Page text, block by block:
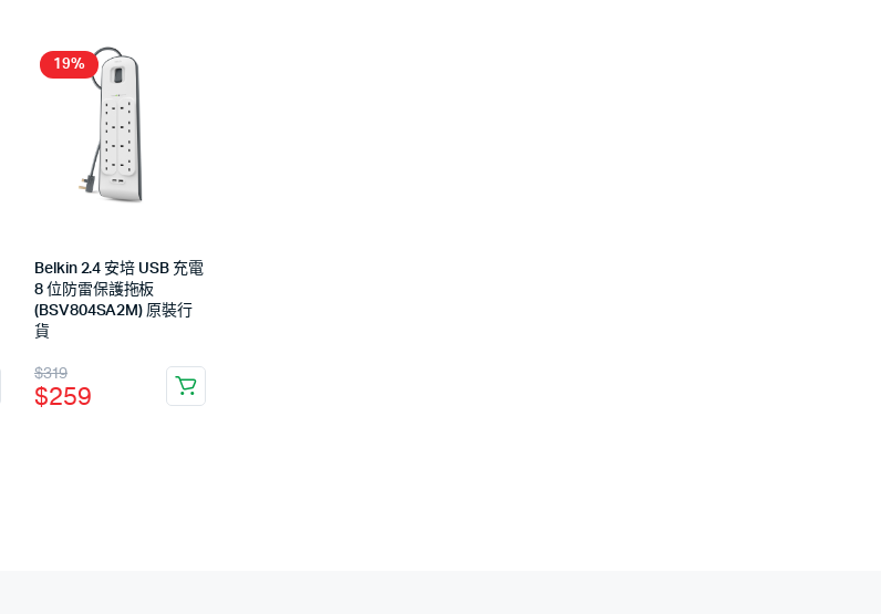
19%
Belkin 2.4 安培 USB 充電
8 位防雷保護拖板
(BSV804SA2M) 原裝行
貨
$319
$259